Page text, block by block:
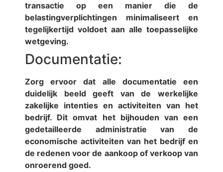
transactie op een manier die de
belastingverplichtingen minimaliseert en
tegelijkertijd voldoet aan alle toepasselijke
wetgeving.
Documentatie:
Zorg ervoor dat alle documentatie een
duidelijk beeld geeft van de werkelijke
zakelijke intenties en activiteiten van het
bedrijf. Dit omvat het bijhouden van een
gedetailleerde administratie van de
economische activiteiten van het bedrijf en
de redenen voor de aankoop of verkoop van
onroerend goed.